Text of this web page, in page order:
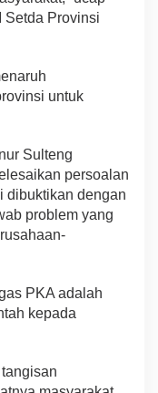
Setda Provinsi
untuk
Sulteng
persoalan
dibuktikan dengan
problem yang
PKA adalah
kepada